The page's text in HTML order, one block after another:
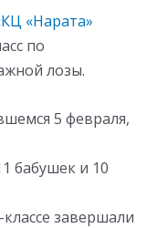
«Нарата»
по
лозы.
5 февраля,
бабушек и 10
завершали